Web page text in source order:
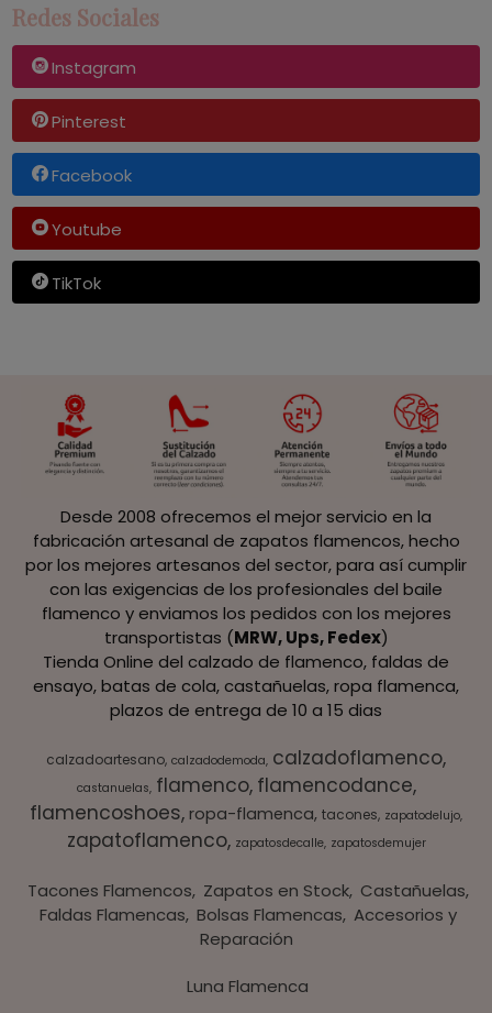
Redes Sociales
Instagram
Pinterest
Facebook
Youtube
TikTok
Desde 2008 ofrecemos el mejor servicio en la
fabricación artesanal de zapatos flamencos, hecho
por los mejores artesanos del sector, para así cumplir
con las exigencias de los profesionales del baile
flamenco y enviamos los pedidos con los mejores
transportistas (MRW, Ups, Fedex)
Tienda Online del calzado de flamenco, faldas de
ensayo, batas de cola, castañuelas, ropa flamenca,
plazos de entrega de 10 a 15 dias
calzadoartesano calzadodemoda calzadoflamenco
castanuelas flamenco flamencodance
flamencoshoes ropa-flamenca tacones zapatodelujo
zapatoflamenco zapatosdecalle zapatosdemujer
Tacones Flamencos Zapatos en Stock Castañuelas
Faldas Flamencas Bolsas Flamencas Accesorios y
Reparación
Luna Flamenca